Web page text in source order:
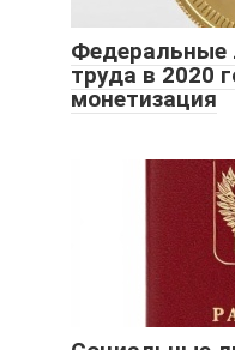
Федеральные
труда в 2020
монетизация